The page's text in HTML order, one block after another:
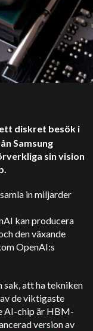
diskret besök i
Samsung
sin vision
in miljarder
kan producera
den växande
OpenAI:s
sak, att ha tekniken
de viktigaste
AI-chip är HBM-
version av